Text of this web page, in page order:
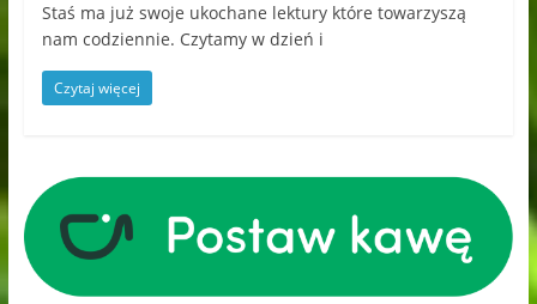
Staś ma już swoje ukochane lektury które towarzyszą
nam codziennie. Czytamy w dzień i
Czytaj więcej